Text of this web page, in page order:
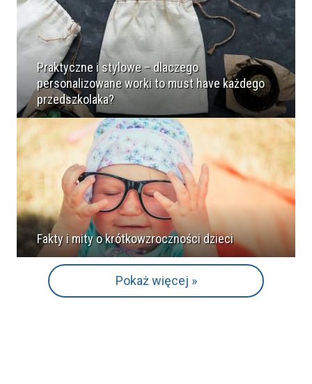
Praktyczne i stylowe – dlaczego
personalizowane worki to must have każdego
przedszkolaka?
Fakty i mity o krótkowzroczności dzieci
Pokaż więcej »